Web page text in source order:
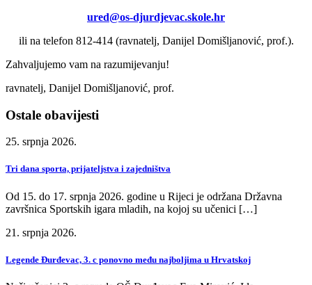
ured@os-djurdjevac.skole.hr
ili na telefon 812-414 (ravnatelj, Danijel Domišljanović, prof.).
Zahvaljujemo vam na razumijevanju!
ravnatelj, Danijel Domišljanović, prof.
Ostale obavijesti
25. srpnja 2026.
Tri dana sporta, prijateljstva i zajedništva
Od 15. do 17. srpnja 2026. godine u Rijeci je održana Državna
završnica Sportskih igara mladih, na kojoj su učenici […]
21. srpnja 2026.
Legende Đurđevac, 3. c ponovno među najboljima u Hrvatskoj